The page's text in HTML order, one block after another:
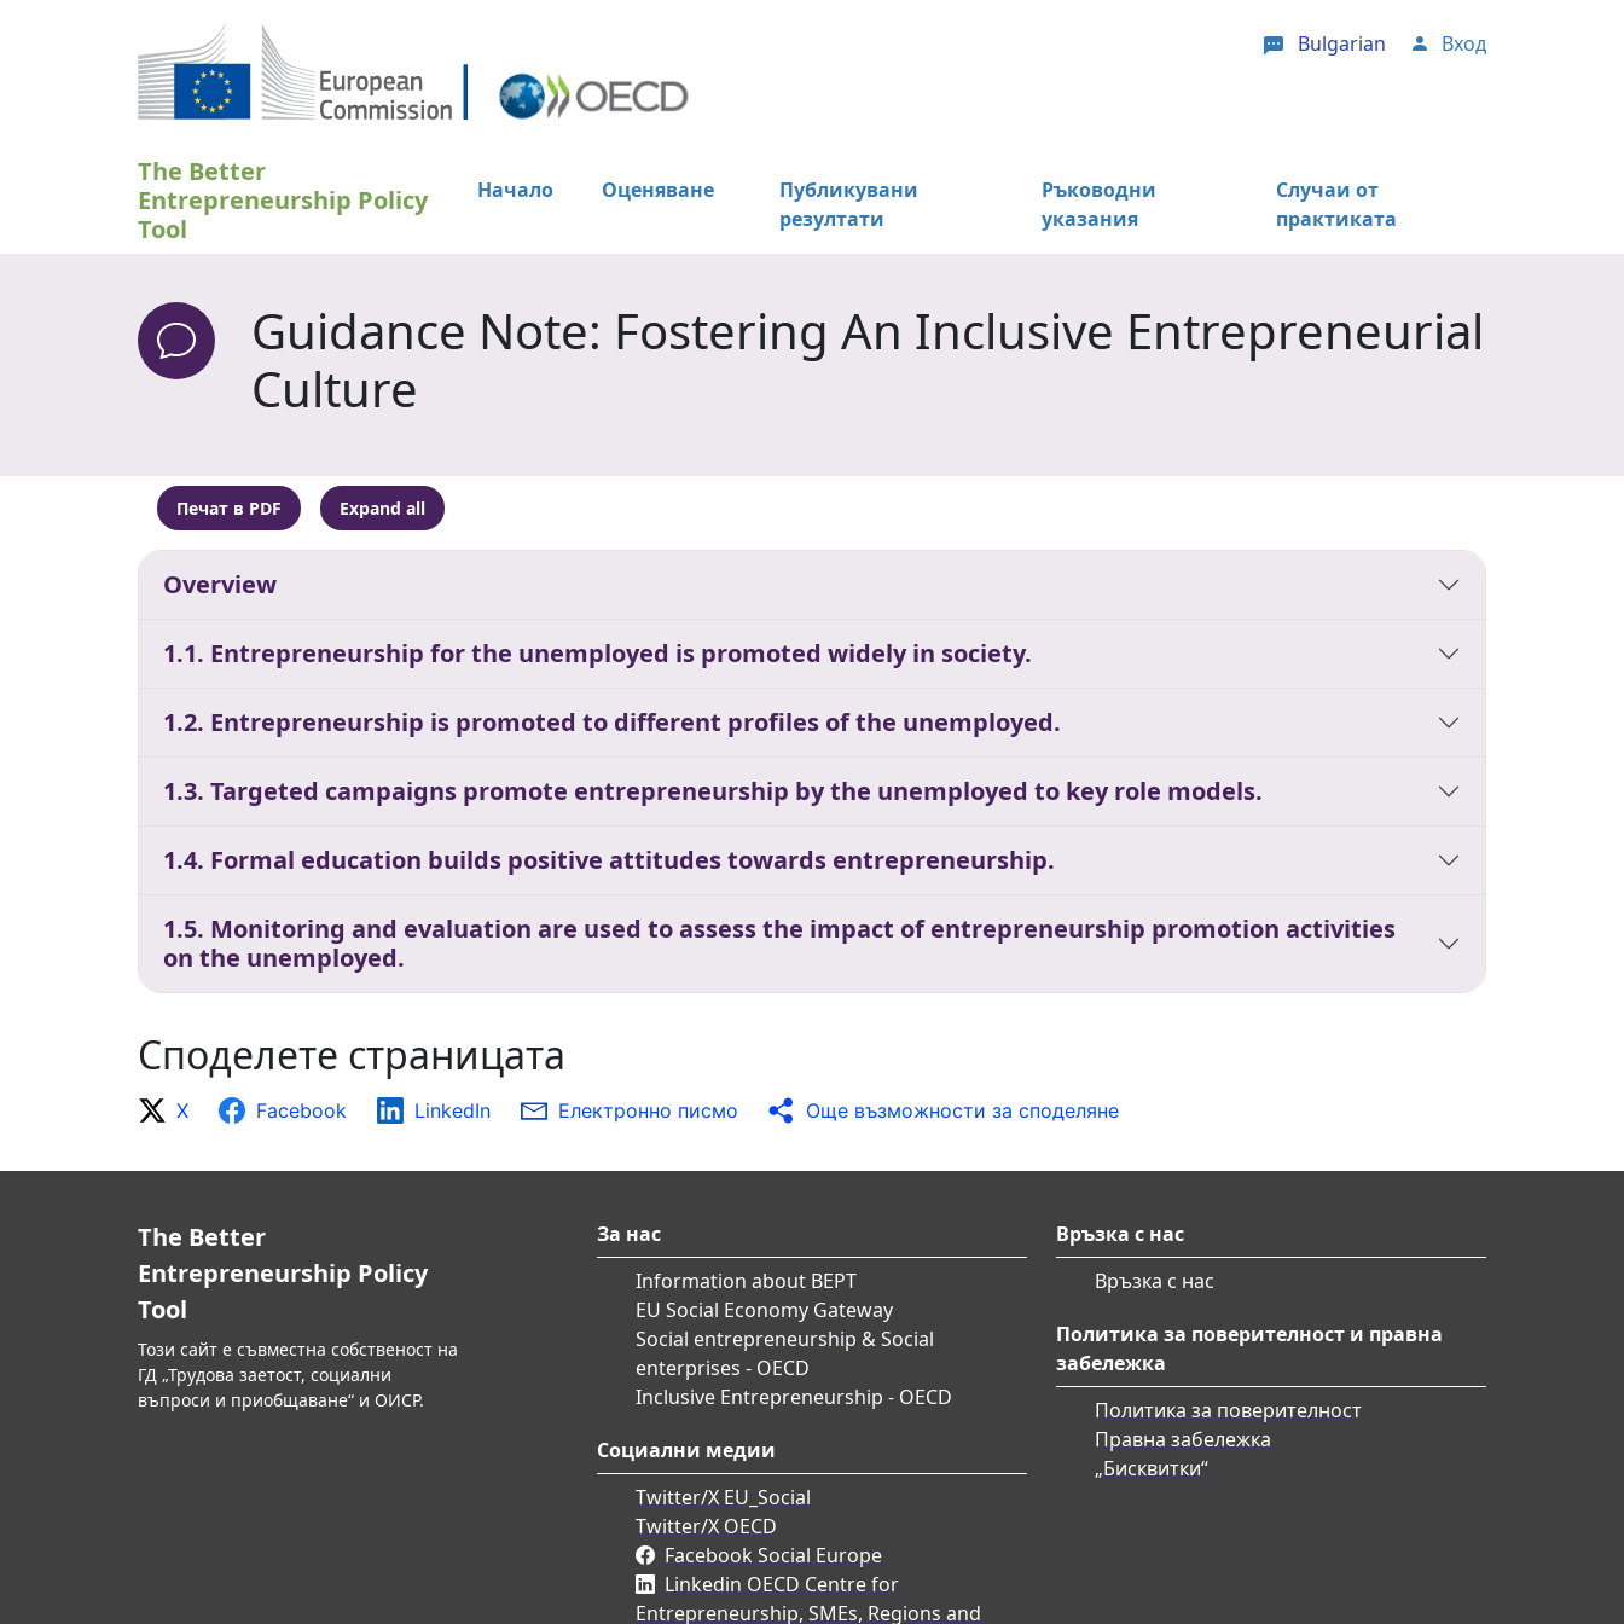
Премини към основното съдържание Bulgarian User account menu
Вход
The Better
Entrepreneurship Policy
Tool
Начало Оценяване
Публикувани
резултати
Ръководни
указания
Случаи от
практиката
Guidance Note: Fostering An Inclusive Entrepreneurial
Culture
Печат в PDF Expand all
Overview
1.1. Entrepreneurship for the unemployed is promoted widely in society.
1.2. Entrepreneurship is promoted to different profiles of the unemployed.
1.3. Targeted campaigns promote entrepreneurship by the unemployed to key role models.
1.4. Formal education builds positive attitudes towards entrepreneurship.
1.5. Monitoring and evaluation are used to assess the impact of entrepreneurship promotion activities
on the unemployed.
Споделете страницата
X Facebook LinkedIn Електронно писмо Още възможности за споделяне
The Better
Entrepreneurship Policy
Tool
Този сайт е съвместна собственост на
ГД „Трудова заетост, социални
въпроси и приобщаване“ и ОИСР.
За нас
Information about BEPT
EU Social Economy Gateway
Social entrepreneurship & Social
enterprises - OECD
Inclusive Entrepreneurship - OECD
Социални медии
Twitter/X EU_Social
Twitter/X OECD
Facebook Social Europe
Linkedin OECD Centre for
Entrepreneurship, SMEs, Regions and
Връзка с нас
Връзка с нас
Политика за поверителност и правна
забележка
Политика за поверителност
Правна забележка
„Бисквитки“